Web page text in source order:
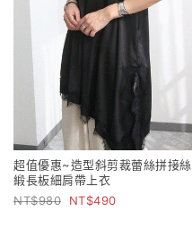
超值優惠~造型斜剪裁蕾絲拼接絲
緞長板細肩帶上衣
980
490